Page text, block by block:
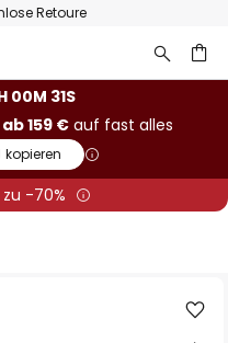
Retoure
00M 30S
ab 159 €auf fast alles
kopieren
zu -70%